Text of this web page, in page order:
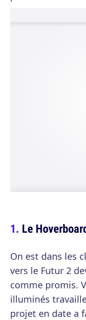
Le
On est dans les
vers le Futur 2
comme promis.
illuminés
projet en date a